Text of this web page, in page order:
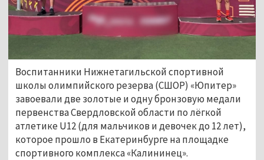
Воспитанники Нижнетагильской спортивной
школы олимпийского резерва (СШОР) «Юпитер»
завоевали две золотые и одну бронзовую медали
первенства Свердловской области по лёгкой
атлетике U12 (для мальчиков и девочек до 12 лет),
которое прошло в Екатеринбурге на площадке
спортивного комплекса «Калининец».